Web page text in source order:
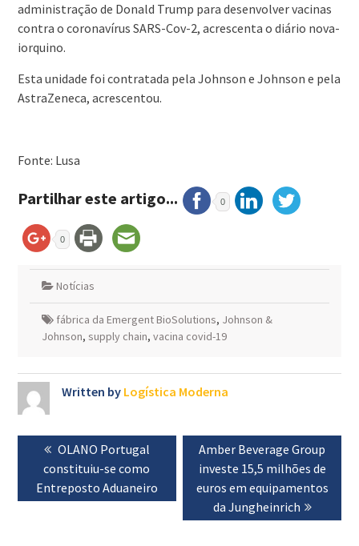
administração de Donald Trump para desenvolver vacinas
contra o coronavírus SARS-Cov-2, acrescenta o diário nova-
iorquino.
Esta unidade foi contratada pela Johnson e Johnson e pela
AstraZeneca, acrescentou.
Fonte: Lusa
Partilhar este artigo... 0
0
Notícias
fábrica da Emergent BioSolutions, Johnson &
Johnson, supply chain, vacina covid-19
Written by Logística Moderna
Navegação
artigos
Previous
post:
OLANO Portugal
constituiu-se como
Entreposto Aduaneiro
Next
post:
Amber Beverage Group
investe 15,5 milhões de
euros em equipamentos
da Jungheinrich